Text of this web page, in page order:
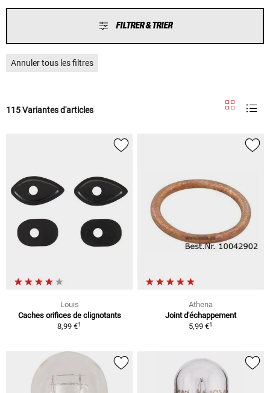
FILTRER & TRIER
Annuler tous les filtres
115 Variantes d'articles
Louis
Caches orifices de clignotants
8,99 €1
Athena
Joint d'échappement
5,99 €1